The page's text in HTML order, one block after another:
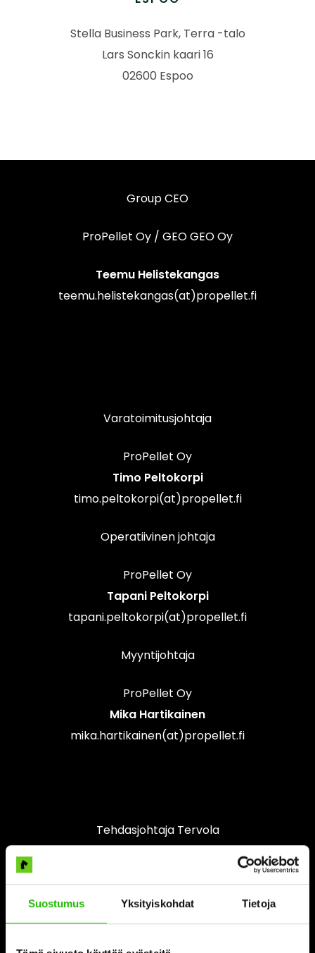
Suostumus Yksityiskohdat Tietoja
Stella Business Park, Terra -talo
Lars Sonckin kaari 16
02600 Espoo
Group CEO
ProPellet Oy / GEO GEO Oy
Teemu Helistekangas
teemu.helistekangas(at)propellet.fi
Varatoimitusjohtaja
ProPellet Oy
Timo Peltokorpi
timo.peltokorpi(at)propellet.fi
Operatiivinen johtaja
ProPellet Oy
Tapani Peltokorpi
tapani.peltokorpi(at)propellet.fi
Myyntijohtaja
ProPellet Oy
Mika Hartikainen
mika.hartikainen(at)propellet.fi
Tehdasjohtaja Tervola
Raimo Hirvasniemi
raimo.hirvasniemi(at)propellet.fi
EHSQ-päällikkö